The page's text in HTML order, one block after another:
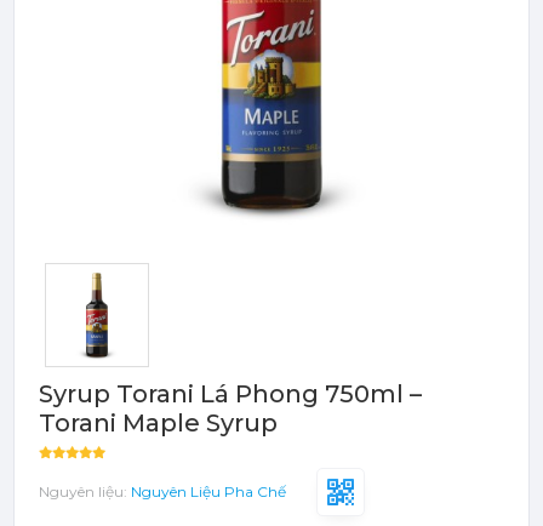
Syrup Torani Lá Phong 750ml –
Torani Maple Syrup
Nguyên liệu: Nguyên Liệu Pha Chế
TRÁI CÂY ĐÓNG HỘP (CANNED
Đào Ngâm - Trái Cây Hộp
Máy Móc Dụng Cụ
Phụ Kiện Các Loại